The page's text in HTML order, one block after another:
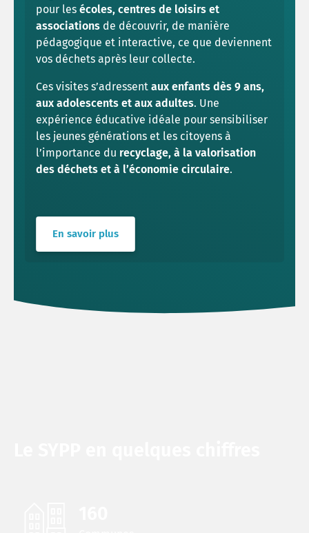
pour les écoles, centres de loisirs et
associations de découvrir, de manière
pédagogique et interactive, ce que deviennent
vos déchets après leur collecte.
Ces visites s’adressent aux enfants dès 9 ans,
aux adolescents et aux adultes. Une
expérience éducative idéale pour sensibiliser
les jeunes générations et les citoyens à
l’importance du recyclage, à la valorisation
des déchets et à l’économie circulaire.
En savoir plus